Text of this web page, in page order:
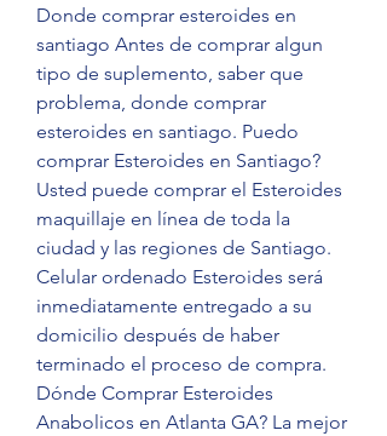
Donde comprar esteroides en
santiago Antes de comprar algun
tipo de suplemento, saber que
problema, donde comprar
esteroides en santiago. Puedo
comprar Esteroides en Santiago?
Usted puede comprar el Esteroides
maquillaje en línea de toda la
ciudad y las regiones de Santiago.
Celular ordenado Esteroides será
inmediatamente entregado a su
domicilio después de haber
terminado el proceso de compra.
Dónde Comprar Esteroides
Anabolicos en Atlanta GA? La mejor